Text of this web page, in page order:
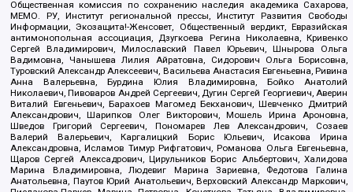
Общественная комиссия по сохранению наследия академика Сахарова,
МЕМО. РУ, Институт региональной прессы, Институт Развития Свободы
Информации, Экозащита!-Женсовет, Общественный вердикт, Евразийская
антимонопольная ассоциация, Дзугкоева Регина Николаевна, Кривенко
Сергей Владимирович, Милославский Павел Юрьевич, Шнырова Ольга
Вадимовна, Чанышева Лилия Айратовна, Сидорович Ольга Борисовна,
Туровский Александр Алексеевич, Васильева Анастасия Евгеньевна, Ривина
Анна Валерьевна, Бурдина Юлия Владимировна, Бойко Анатолий
Николаевич, Пивоваров Андрей Сергеевич, Дугин Сергей Георгиевич, Аверин
Виталий Евгеньевич, Барахоев Магомед Бекханович, Шевченко Дмитрий
Александрович, Шарипков Олег Викторович, Мошель Ирина Ароновна,
Шведов Григорий Сергеевич, Пономарев Лев Александрович, Созаев
Валерий Валерьевич, Каргалицкий Борис Юльевич, Исакова Ирина
Александровна, Исламов Тимур Рифгатович, Романова Ольга Евгеньевна,
Щаров Сергей Алексадрович, Цирульников Борис Альбертович, Халидова
Марина Владимировна, Людевиг Марина Зариевна, Федотова Галина
Анатольевна, Паутов Юрий Анатольевич, Верховский Александр Маркович,